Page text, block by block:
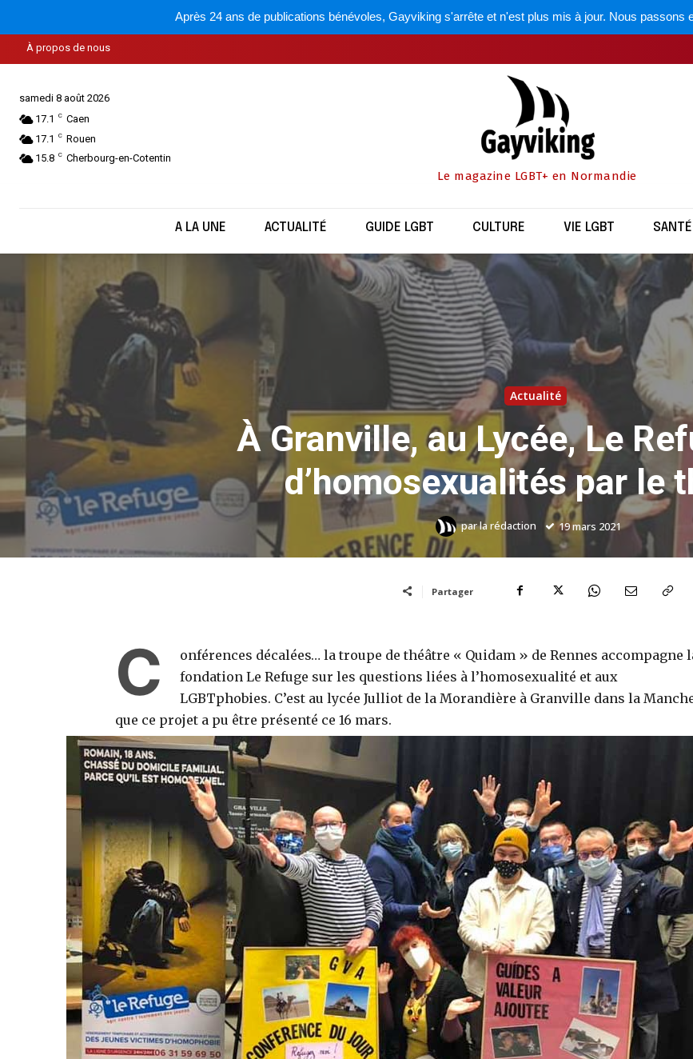
Après 24 ans de publications bénévoles, Gayviking s'arrête et n'est plus mis à jour. Nous passons
À propos de nous
samedi 8 août 2026
17.1
C Caen
17.1
C Rouen
15.8 C Cherbourg-en-Cotentin
Le magazine LGBT+ en Normandie
A LA UNE ACTUALITÉ GUIDE LGBT CULTURE VIE LGBT SANTÉ
Actualité
À Granville, au Lycée, Le
d’homosexualités par le
parla rédaction 19 mars 2021
Partager
C
onférences décalées… la troupe de théâtre « Quidam » de Rennes accompagne
fondation Le Refuge sur les questions liées à l’homosexualité et aux
LGBTphobies. C’est au lycée Julliot de la Morandière à Granville dans la
que ce projet a pu être présenté ce 16 mars.